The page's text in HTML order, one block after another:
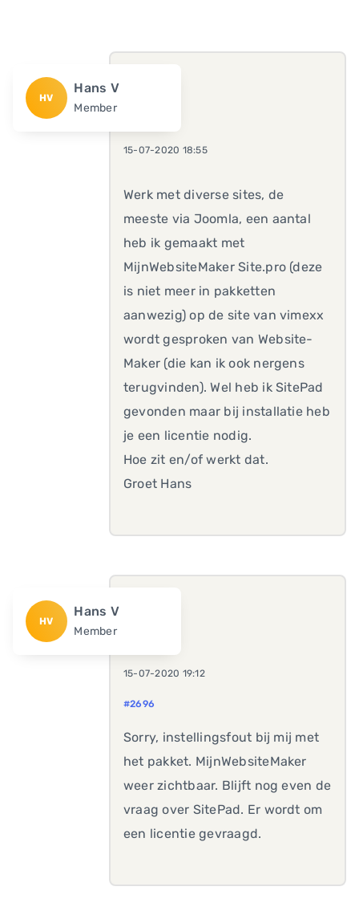
HV
Hans V
Member
15-07-2020 18:55
Werk met diverse sites, de
meeste via Joomla, een aantal
heb ik gemaakt met
MijnWebsiteMaker Site.pro (deze
is niet meer in pakketten
aanwezig) op de site van vimexx
wordt gesproken van Website-
Maker (die kan ik ook nergens
terugvinden). Wel heb ik SitePad
gevonden maar bij installatie heb
je een licentie nodig.
Hoe zit en/of werkt dat.
Groet Hans
HV
Hans V
Member
15-07-2020 19:12
#2696
Sorry, instellingsfout bij mij met
het pakket. MijnWebsiteMaker
weer zichtbaar. Blijft nog even de
vraag over SitePad. Er wordt om
een licentie gevraagd.